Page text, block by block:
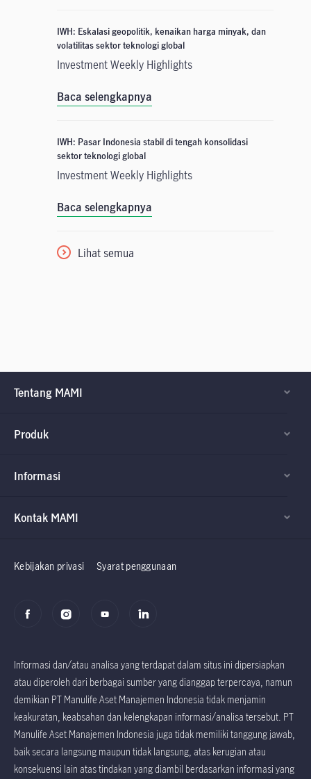
IWH: Eskalasi geopolitik, kenaikan harga minyak, dan
volatilitas sektor teknologi global
Investment Weekly Highlights
Baca selengkapnya
IWH: Pasar Indonesia stabil di tengah konsolidasi
sektor teknologi global
Investment Weekly Highlights
Baca selengkapnya
Lihat semua
Tentang MAMI
Produk
Informasi
Factsheet dan
Kontak MAMI
Kebijakan privasi Syarat penggunaan
Informasi dan/atau analisa yang terdapat dalam situs ini dipersiapkan
atau diperoleh dari berbagai sumber yang dianggap terpercaya, namun
demikian PT Manulife Aset Manajemen Indonesia tidak menjamin
keakuratan, keabsahan dan kelengkapan informasi/analisa tersebut. PT
Manulife Aset Manajemen Indonesia juga tidak memiliki tanggung jawab,
baik secara langsung maupun tidak langsung, atas kerugian atau
konsekuensi lain atas tindakan yang diambil berdasarkan informasi yang